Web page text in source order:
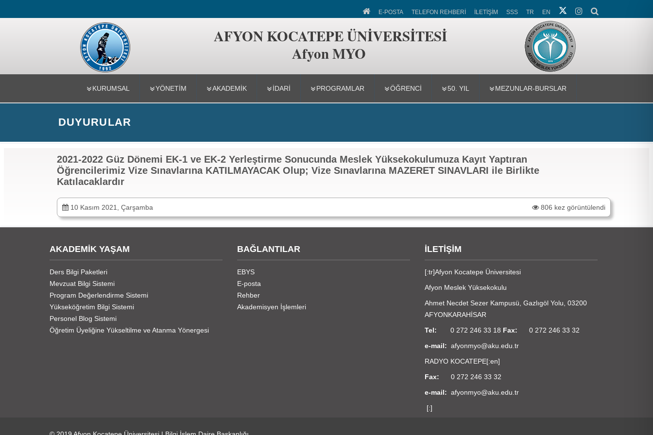
Afyon MYO
E-POSTA TELEFON REHBERİ İLETİŞİM SSS TR EN
AFYON KOCATEPE ÜNİVERSİTESİ
Afyon MYO
KURUMSAL YÖNETİM AKADEMİK İDARİ PROGRAMLAR ÖĞRENCİ 50. YIL MEZUNLAR-BURSLAR
DUYURULAR
2021-2022 Güz Dönemi EK-1 ve EK-2 Yerleştirme Sonucunda Meslek Yüksekokulumuza Kayıt Yaptıran
Öğrencilerimiz Vize Sınavlarına KATILMAYACAK Olup; Vize Sınavlarına MAZERET SINAVLARI ile Birlikte
Katılacaklardır
10 Kasım 2021, Çarşamba 806 kez görüntülendi
AKADEMİK YAŞAM
Ders Bilgi Paketleri
Mevzuat Bilgi Sistemi
Program Değerlendirme Sistemi
Yükseköğretim Bilgi Sistemi
Personel Blog Sistemi
Öğretim Üyeliğine Yükseltilme ve Atanma Yönergesi
BAĞLANTILAR
EBYS
E-posta
Rehber
Akademisyen İşlemleri
İLETİŞİM
[:tr]Afyon Kocatepe Üniversitesi
Afyon Meslek Yüksekokulu
Ahmet Necdet Sezer Kampusü, Gazlıgöl Yolu, 03200
AFYONKARAHİSAR
Tel:0 272 246 33 18 Fax: 0 272 246 33 32
e-mail: afyonmyo@aku.edu.tr
RADYO KOCATEPE[:en]
Fax: 0 272 246 33 32
e-mail: afyonmyo@aku.edu.tr
[:]